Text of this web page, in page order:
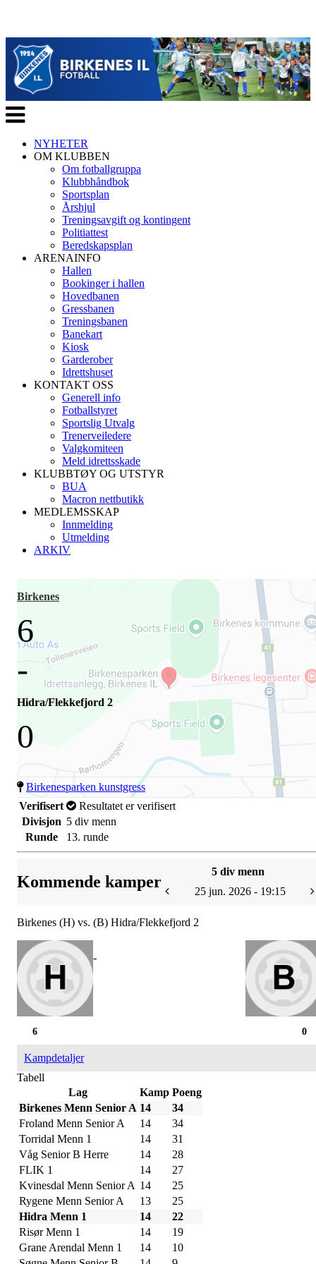
Veksle
navigasjon
NYHETER
OM KLUBBEN
Om fotballgruppa
Klubbhåndbok
Sportsplan
Årshjul
Treningsavgift og kontingent
Politiattest
Beredskapsplan
ARENAINFO
Hallen
Bookinger i hallen
Hovedbanen
Gressbanen
Treningsbanen
Banekart
Kiosk
Garderober
Idrettshuset
KONTAKT OSS
Generell info
Fotballstyret
Sportslig Utvalg
Trenerveiledere
Valgkomiteen
Meld idrettsskade
KLUBBTØY OG UTSTYR
BUA
Macron nettbutikk
MEDLEMSSKAP
Innmelding
Utmelding
ARKIV
Birkenes
6
-
Hidra/Flekkefjord 2
0
Birkenesparken kunstgress
Verifisert
Resultatet er verifisert
Divisjon 5 div menn
Runde
13. runde
Kommende kamper
5 div menn
25 jun. 2026 - 19:15
Birkenes (H) vs. (B) Hidra/Flekkefjord 2
-
0
6
Kampdetaljer
Tabell
Lag
Kamp Poeng
Birkenes Menn Senior A 14
34
Froland Menn Senior A
14
34
Torridal Menn 1
14
31
Våg Senior B Herre
14
28
FLIK 1
14
27
Kvinesdal Menn Senior A 14
25
Rygene Menn Senior A
13
25
Hidra Menn 1
14
22
Risør Menn 1
14
19
Grane Arendal Menn 1
14
10